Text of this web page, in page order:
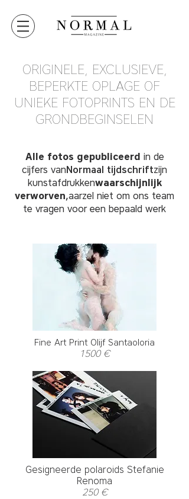
ORIGINELE, EXCLUSIEVE,
BEPERKTE OPLAGE OF
UNIEKE FOTOPRINTS EN DE
GRONDBEGINSELEN
Alle fotos gepubliceerd in de
cijfers van Normaal tijdschriftzijn
kunstafdrukkenwaarschijnlijk
verworven,aarzel niet om ons team
te vragen voor een bepaald werk
Fine Art Print Olijf Santaoloria
1500 €
Gesigneerde polaroids Stefanie
Renoma
250 €